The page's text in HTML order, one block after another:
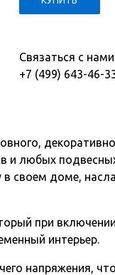
Связаться с нами
+7 (499) 643-46-
и любых
своем доме,
при
интерьер.
напряжения,